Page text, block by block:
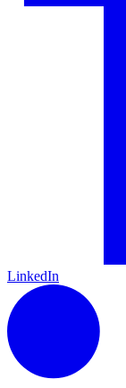
LinkedIn